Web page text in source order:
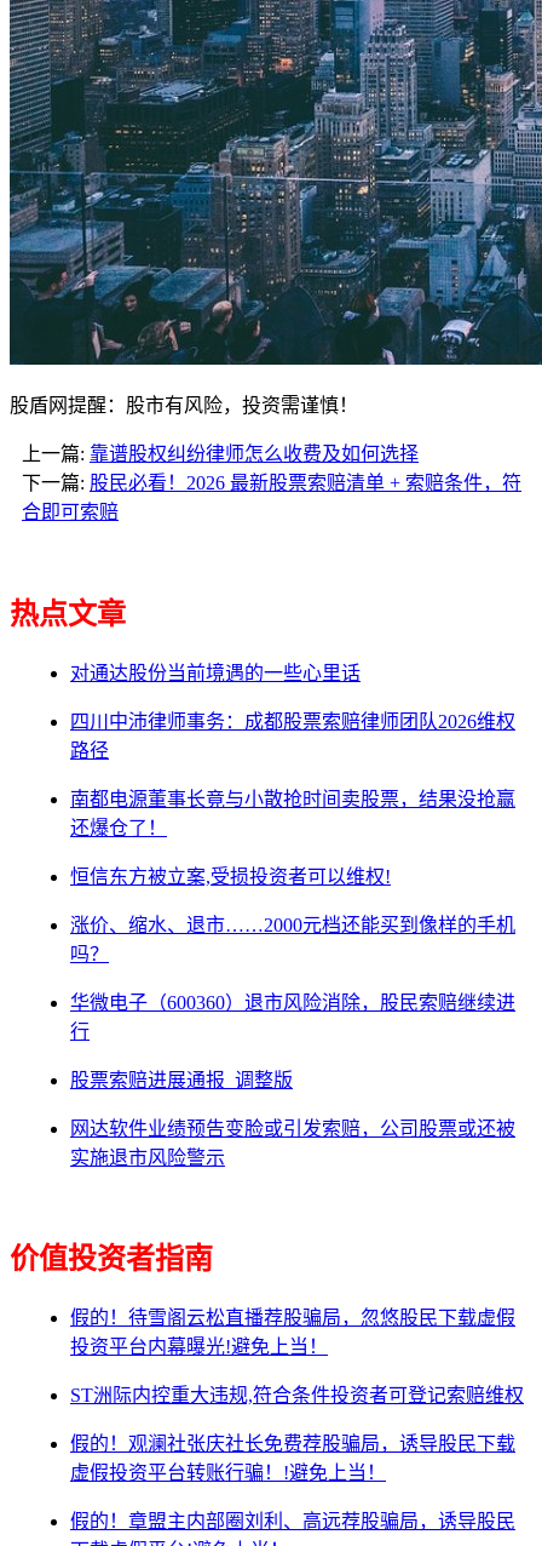
股盾网提醒：股市有风险，投资需谨慎！
上一篇: 靠谱股权纠纷律师怎么收费及如何选择
下一篇: 股民必看！2026 最新股票索赔清单 + 索赔条件，符
合即可索赔
热点文章
对通达股份当前境遇的一些心里话
四川中沛律师事务：成都股票索赔律师团队2026维权
路径
南都电源董事长竟与小散抢时间卖股票，结果没抢赢
还爆仓了！
恒信东方被立案,受损投资者可以维权!
涨价、缩水、退市……2000元档还能买到像样的手机
吗？
华微电子（600360）退市风险消除，股民索赔继续进
行
股票索赔进展通报_调整版
网达软件业绩预告变脸或引发索赔，公司股票或还被
实施退市风险警示
价值投资者指南
假的！待雪阁云松直播荐股骗局，忽悠股民下载虚假
投资平台内幕曝光!避免上当！
ST洲际内控重大违规,符合条件投资者可登记索赔维权
假的！观澜社张庆社长免费荐股骗局，诱导股民下载
虚假投资平台转账行骗！!避免上当！
假的！章盟主内部圈刘利、高远荐股骗局，诱导股民